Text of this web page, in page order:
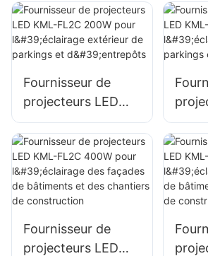
pour l'éclairage de
panneaux
publicitaires
grandes enseignes.
Fournisseur de
projecteurs LED
KML-FL2C 200W
pour l'éclairage
extérieur de
parkings et
d'entrepôts
pour
Fournisseur de
projecteurs LED